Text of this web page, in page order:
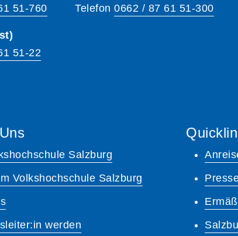
51-760
51-22
Telefon 0662 / 87 61 51-300
Salzburg
Volkshochschule Salzburg
werden